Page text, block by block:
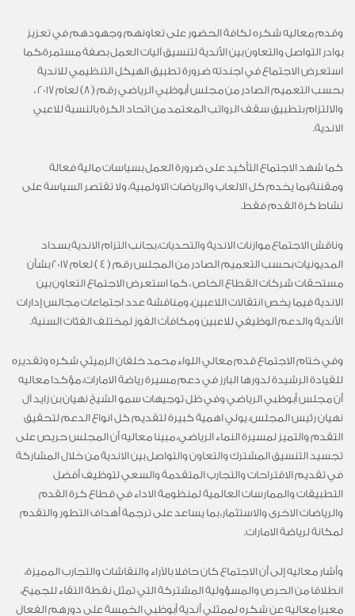
وقدم معاليه شكره لكافة الحضور على تعاونهم وجهودهم في تعزيز
بوادر التواصل والتعاون بين الأندية لتنسيق آليات العمل بصفة مستمرة،كما
استعرض الاجتماع في اجندته ضرورة تطبيق الهيكل التنظيمي للاندية
بحسب التعميم الصادر من مجلس أبوظبي الرياضي رقم ( 8) لعام 2017 ،
والالتزام بتطبيق سقف الرواتب المعتمد من اتحاد الكرة بالنسبة للاعبي
الاندية.
كما شهد الاجتماع التأكيد على ضرورة العمل بسياسات مالية فعالة
ومقننة،بما يخدم كل الالعاب والرياضات الاولمبية، ولا تقتصر السياسة على
نشاط كرة القدم فقط.
وناقش الاجتماع موازنات الاندية والتحديات، بجانب التزام الاندية بسداد
المديونيات بحسب التعميم الصادر من المجلس رقم ( 4 ) لعام 2017 بشأن
مستحقات شركات القطاع الخاص ، كما استعرض الاجتماع التعاون بين
الاندية فيما يخص انتقالات اللاعبين، ومناقشة عدد اجتماعات مجالس إدارات
الأندية والدعم الوظيفي للاعبين ومكافآت الفوز لمختلف الفئات السنية.
وفي ختام الاجتماع قدم معالي اللواء محمد خلفان الرميثي شكره وتقديره
للقيادة الرشيدة لدورها البارز في دعم مسيرة رياضة الامارات، مؤكدا معاليه
أن مجلس أبوظبي الرياضي وفي ظل توجيهات سمو الشيخ نهيان بن زايد آل
نهيان رئيس المجلس، يولي اهمية كبيرة لتقديم كل انواع الدعم لتحقيق
التقدم والتميز لمسيرة النماء الرياضي، مبينا معاليه أن المجلس حريص على
تجسيد التنسيق المشترك والتعاون والتواصل بين الاندية من خلال المشاركة
في تقديم الاقتراحات والتجارب المتقدمة والسعي لتوظيف أفضل
التطبيقات والممارسات العالمية لمنظومة الاداء في قطاع كرة القدم
والرياضات الاخرى والاستثمار، بما يساعد على ترجمة أهداف التطور والتقدم
لمكانة لرياضة الامارات.
وأشار معاليه إلى أن الاجتماع كان حافلا بالآراء والنقاشات والتجارب المميزة،
انطلاقا من الحرص والمسؤولية المشتركة التي تمثل نقطة التقاء للجميع،
معبرا معاليه عن شكره لممثلي أندية أبوظبي الخمسة على دورهم الفعال